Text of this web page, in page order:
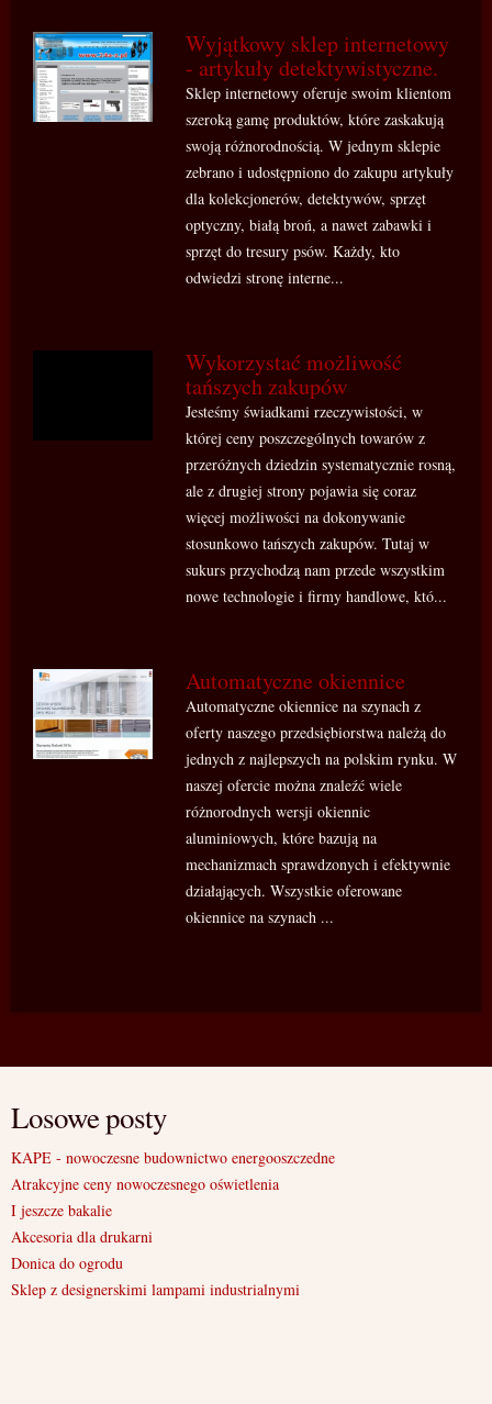
Wyjątkowy sklep internetowy
- artykuły detektywistyczne.
Sklep internetowy oferuje swoim klientom
szeroką gamę produktów, które zaskakują
swoją różnorodnością. W jednym sklepie
zebrano i udostępniono do zakupu artykuły
dla kolekcjonerów, detektywów, sprzęt
optyczny, białą broń, a nawet zabawki i
sprzęt do tresury psów. Każdy, kto
odwiedzi stronę interne...
Wykorzystać możliwość
tańszych zakupów
Jesteśmy świadkami rzeczywistości, w
której ceny poszczególnych towarów z
przeróżnych dziedzin systematycznie rosną,
ale z drugiej strony pojawia się coraz
więcej możliwości na dokonywanie
stosunkowo tańszych zakupów. Tutaj w
sukurs przychodzą nam przede wszystkim
nowe technologie i firmy handlowe, któ...
Automatyczne okiennice
Automatyczne okiennice na szynach z
oferty naszego przedsiębiorstwa należą do
jednych z najlepszych na polskim rynku. W
naszej ofercie można znaleźć wiele
różnorodnych wersji okiennic
aluminiowych, które bazują na
mechanizmach sprawdzonych i efektywnie
działających. Wszystkie oferowane
okiennice na szynach ...
Losowe posty
KAPE - nowoczesne budownictwo energooszczedne
Atrakcyjne ceny nowoczesnego oświetlenia
I jeszcze bakalie
Akcesoria dla drukarni
Donica do ogrodu
Sklep z designerskimi lampami industrialnymi